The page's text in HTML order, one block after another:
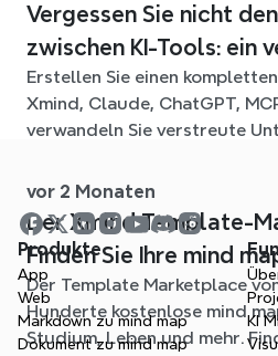
Vergessen Sie nicht
zwischen KI-Tools: ein
Workflow mit Xmind
Erstellen Sie einen
Xmind, Claude, ChatGPT,
verwandeln Sie verstreute
vor 2 Monaten
Der Xmind Template-
Finden Sie Ihre mind
Situation
Der Template Marketplace
Hunderte kostenlose mind
Studium, Leben und mehr.
Produkte
App
Web
Markdown zu mind map
Dokument zu mind map
KI